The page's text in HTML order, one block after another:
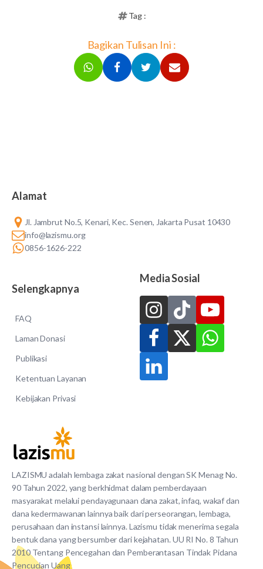
Tag :
Bagikan Tulisan Ini :
LAZISMU adalah lembaga zakat nasional dengan SK Menag No.
90 Tahun 2022, yang berkhidmat dalam pemberdayaan
masyarakat melalui pendayagunaan dana zakat, infaq, wakaf dan
dana kedermawanan lainnya baik dari perseorangan, lembaga,
perusahaan dan instansi lainnya. Lazismu tidak menerima segala
bentuk dana yang bersumber dari kejahatan. UU RI No. 8 Tahun
2010 Tentang Pencegahan dan Pemberantasan Tindak Pidana
Pencucian Uang
Alamat
Jl. Jambrut No.5, Kenari, Kec. Senen, Jakarta Pusat 10430
info@lazismu.org
0856-1626-222
Selengkapnya
FAQ
Laman Donasi
Publikasi
Ketentuan Layanan
Kebijakan Privasi
Media Sosial